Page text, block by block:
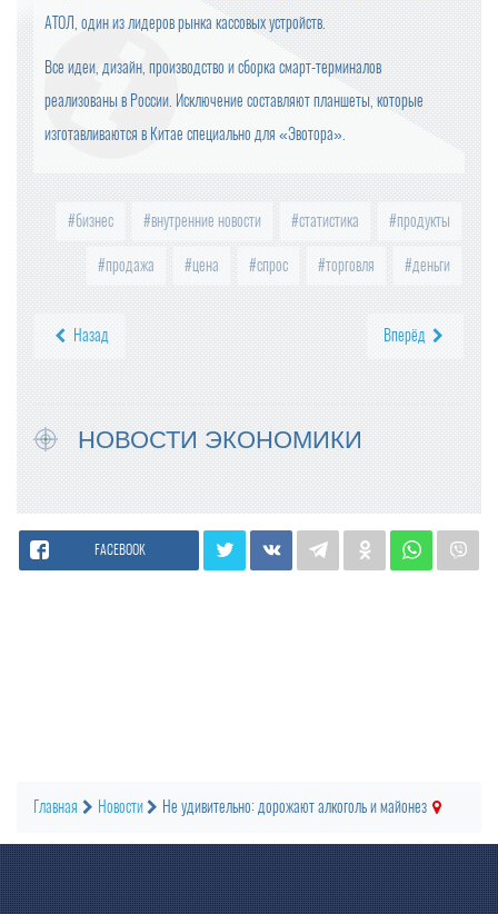
АТОЛ, один из лидеров рынка кассовых устройств.
Все идеи, дизайн, производство и сборка смарт-терминалов
реализованы в России. Исключение составляют планшеты, которые
изготавливаются в Китае специально для «Эвотора».
бизнес внутренние новости статистика продукты
продажа цена спрос торговля деньги
Назад Вперёд
НОВОСТИ ЭКОНОМИКИ
FACEBOOK
Главная Новости Не удивительно: дорожают алкоголь и майонез